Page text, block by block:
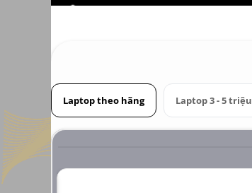
Laptop theo hãng Laptop 3 - 5 triệu